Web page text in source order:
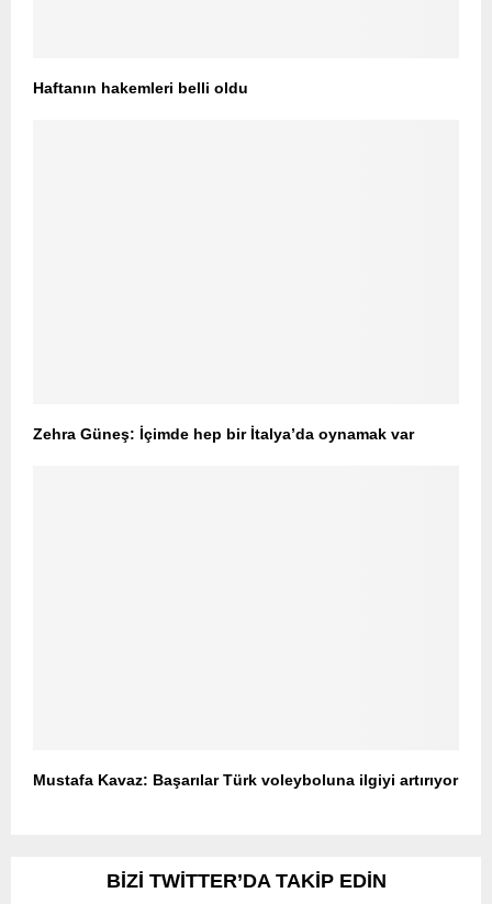
Haftanın hakemleri belli oldu
Zehra Güneş: İçimde hep bir İtalya’da oynamak var
Mustafa Kavaz: Başarılar Türk voleyboluna ilgiyi artırıyor
BIZI TWITTER’DA TAKIP EDIN